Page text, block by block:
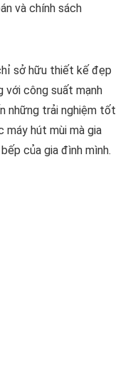
và chính sách
sở hữu thiết kế đẹp
với công suất mạnh
những trải nghiệm tốt
máy hút mùi mà gia
của gia đình mình.